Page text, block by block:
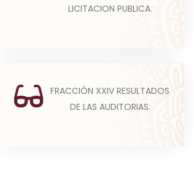
LICITACION PUBLICA.
de adjudicación directa,...
FRACCIÓN XXIV RESULTADOS
DE LAS AUDITORIAS.
Los sujetos obligados publicarán
la información correspondiente a
los resultados de l...